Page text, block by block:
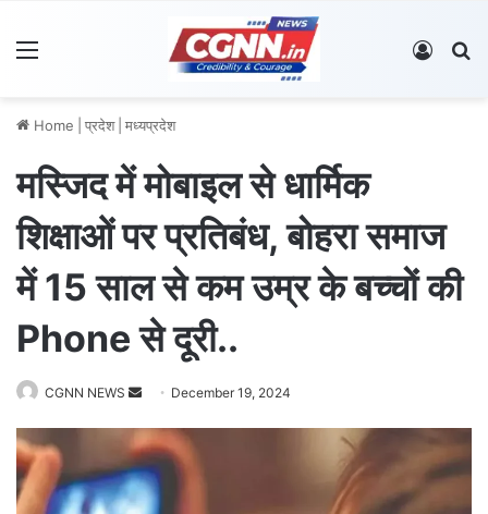
Log In
Home प्रदेश मध्यप्रदेश
मस्जिद में मोबाइल से धार्मिक
शिक्षाओं पर प्रतिबंध, बोहरा समाज
में 15 साल से कम उम्र के बच्चों की
Phone से दूरी..
CGNN NEWS
n
d
a
December 19, 2024